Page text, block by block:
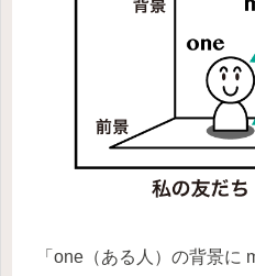
「one（ある人）の背景に